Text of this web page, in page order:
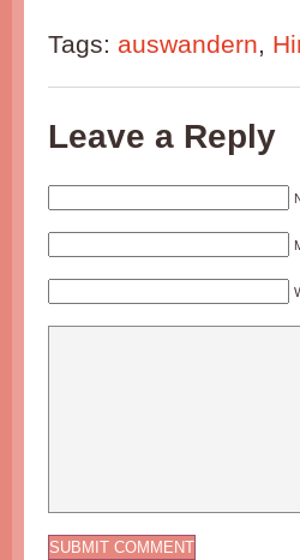
Tags: auswandern,
Leave a Reply